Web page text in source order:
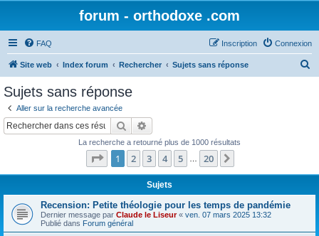
forum - orthodoxe .com
FAQ Connexion
Inscription
Site web Index forum Rechercher Sujets sans réponse
Sujets sans réponse
Aller sur la recherche avancée
Rechercher
La recherche a retourné plus de 1000 résultats
Page 1sur20
1 2 3 4 5 20
Sujets
Recension: Petite théologie pour les temps de pandémie
Dernier message par Claude le Liseur« ven. 07 mars 2025 13:32
Publié dans Forum général